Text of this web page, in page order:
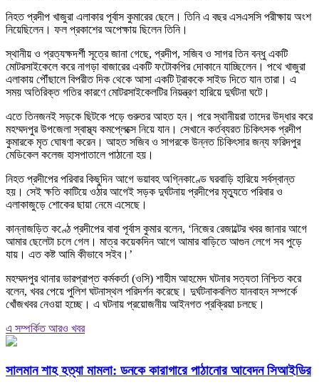
নিহত প্রদীপ খাজুরা এলাকার পূর্বাস কুমারের ছেলে। তিনি এ বছর এসএসসি পরীক্ষায় অংশ
নিয়েছিলেন। ফল প্রকাশের অপেক্ষায় ছিলেন তিনি।
স্থানীয় ও প্রত্যক্ষদর্শী সূত্রে জানা গেছে, প্রদীপ, সজিব ও সাগর তিন বন্ধু একটি
মোটরসাইকেলে করে নাগড়া বাজারের একটি ফটোকপির দোকানে যাচ্ছিলেন। পথে খাজুরা
এলাকায় পৌঁছালে বিপরীত দিক থেকে আসা একটি ট্রাককে সাইড দিতে যান তারা। এ
সময় অতিরিক্ত গতির কারণে মোটরসাইকেলটির নিয়ন্ত্রণ হারিয়ে দুর্ঘটনা ঘটে।
এতে তিনজনই সড়কে ছিটকে পড়ে গুরুতর আহত হন। পরে স্থানীয়রা তাদের উদ্ধার করে
মহম্মদপুর উপজেলা স্বাস্থ্য কমপ্লেক্সে নিয়ে যান। সেখানে কর্তব্যরত চিকিৎসক প্রদীপ
কুমারকে মৃত ঘোষণা করেন। আহত সজিব ও সাগরকে উন্নত চিকিৎসার জন্য ফরিদপুর
মেডিকেল কলেজ হাসপাতালে পাঠানো হয়।
নিহত প্রদীপের পরিবার কিছুদিন আগে ভয়াবহ অগ্নিকাণ্ডে ঘরবাড়ি হারিয়ে সর্বস্বান্ত
হয়। সেই ক্ষতি কাটিয়ে ওঠার আগেই সড়ক দুর্ঘটনায় প্রদীপের মৃত্যুতে পরিবার ও
এলাকাজুড়ে শোকের ছায়া নেমে এসেছে।
কান্নাজড়িত কণ্ঠে প্রদীপের বাবা পূর্বাস কুমার বলেন, ‘নিজের রেজাল্টের খবর জানার আগে
আমার ছেলেটা চলে গেল। মাত্র কয়েকদিন আগে আমার বাড়িতে আগুন লেগে সব পুড়ে
যায়। এত কষ্ট আমি কীভাবে সইব।’
মহম্মদপুর থানার ভারপ্রাপ্ত কর্মকর্তা (ওসি) শাহীম আহমেদ ঘটনার সত্যতা নিশ্চিত করে
বলেন, খবর পেয়ে পুলিশ ঘটনাস্থল পরিদর্শন করেছে। দুর্ঘটনাকবলিত যানবাহন সম্পর্কে
খোঁজখবর নেওয়া হচ্ছে। এ ঘটনায় প্রয়োজনীয় আইনগত প্রক্রিয়া চলছে।
এ সম্পর্কিত আরও খবর
সালমান শাহ হত্যা মামলা: ডনকে কারাগারে পাঠানোর আবেদন সিআইডির